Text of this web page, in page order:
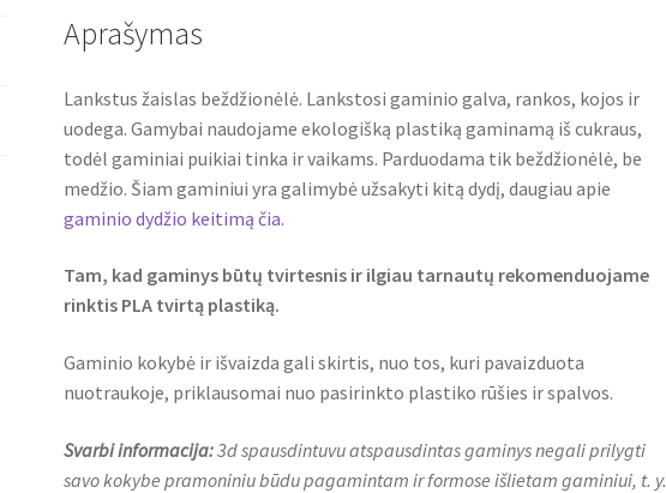
Aprašymas
Lankstus žaislas beždžionėlė. Lankstosi gaminio galva, rankos, kojos ir
uodega. Gamybai naudojame ekologišką plastiką gaminamą iš cukraus,
todėl gaminiai puikiai tinka ir vaikams. Parduodama tik beždžionėlė, be
medžio. Šiam gaminiui yra galimybė užsakyti kitą dydį, daugiau apie
gaminio dydžio keitimą čia.
Tam, kad gaminys būtų tvirtesnis ir ilgiau tarnautų rekomenduojame
rinktis PLA tvirtą plastiką.
Gaminio kokybė ir išvaizda gali skirtis, nuo tos, kuri pavaizduota
nuotraukoje, priklausomai nuo pasirinkto plastiko rūšies ir spalvos.
Svarbi informacija:3d spausdintuvu atspausdintas gaminys negali prilygti
savo kokybe pramoniniu būdu pagamintam ir formose išlietam gaminiui, t. y.